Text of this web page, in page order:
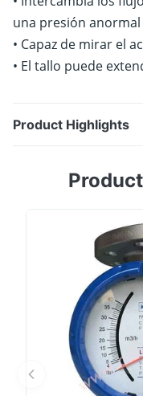
una presión anormal
• Capaz de mirar el
• El tallo puede
Product Highlights
de aire de un
presión cuando se
Capaz de mirar el
puede extenderse y